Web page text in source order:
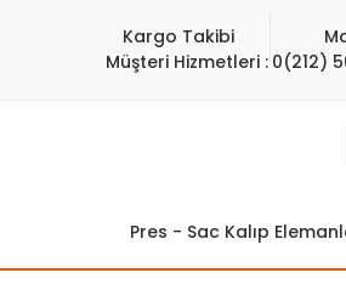
Kargo Takibi
Müşteri Hizmetleri : 0(212)
Pres - Sac Kalıp